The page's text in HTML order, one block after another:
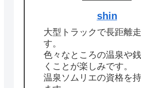
shin
大型トラックで長距離
す。
色々なところの温泉や
くことが楽しみです。
温泉ソムリエの資格を